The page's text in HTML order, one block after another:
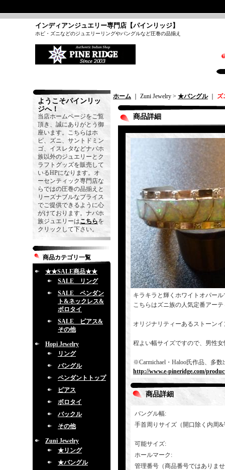
インディアンジュエリー専門店【パインリッジ】
ホピ・ズニなどのジュエリーリングやバングルなど圧巻の品揃え
ようこそパインリッ
ジへ！
当店ホームページをご覧
頂き、誠にありがとう御
座います。こちらはホ
ピ、ズニ、サントドミン
ゴ、イスレタなどナバホ
族以外のジュエリーとク
ラフトグッズを販売して
いるHPになります。オ
ーセンティック専門店な
らではの圧巻の品揃えと
リーズナブルなプライス
でご提供できるように心
がけております。ナバホ
族ジュエリーはこちらを
クリックして下さい。
商品カテゴリ一覧
★★SALE商品★★
SALE リング
SALE ペンダン
ト&ネックレス&
ボロタイ
SALE ピアス&
その他
Hopi Jewelry
リング
バングル
ペンダントトップ
ピアス
ボロタイ
バックル
その他
Zuni Jewelry
★リング
★バングル
ホーム ｜ Zuni Jewelry > ★バングル｜ ズ
商品詳細
キラキラと輝くホワイトオパー
こちらはズニ族の人気定番アーテ
オリジナリティーあるストーン
程よい幅サイズですので、男性
※Carmichael・Haloo氏作品、多
http://www.e-pineridge.com/
商品詳細
バングル幅:
手首周りサイズ（開口除く内周&
可能サイズ:
ホールマーク :
管理番号（商品番号ではありま